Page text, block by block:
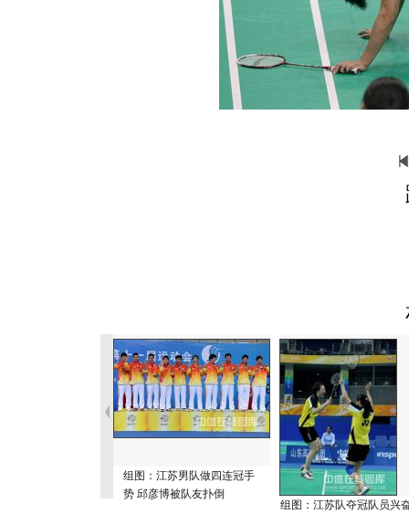
组图：江苏男队做四连冠手
势 邱彦博被队友扑倒
组图：江苏队夺冠队员兴